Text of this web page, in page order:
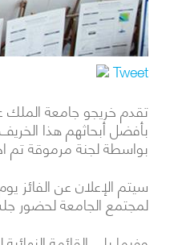
Tweet
تقدم خريجو جامعة الملك
بأفضل أبحاثهم هذا
بواسطة لجنة مرموقة تم
لمجتمع الجامعة لحضور